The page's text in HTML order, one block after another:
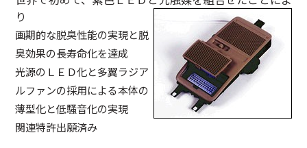
り
画期的な脱臭性能の実現と脱
臭効果の長寿命化を達成
光源のＬＥＤ化と多翼ラジア
ルファンの採用による本体の
薄型化と低騒音化の実現
関連特許出願済み